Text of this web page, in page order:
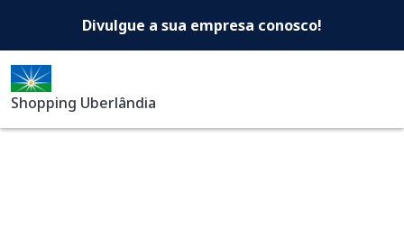
Shopping Uberlândia -
Divulgue a sua empresa conosco!
Shopping Uberlândia